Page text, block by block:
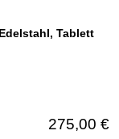
Tablett
275,00 €